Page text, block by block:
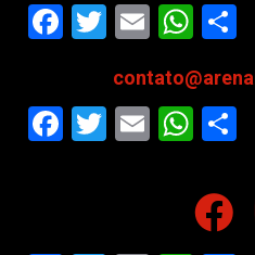
Facebook
Twitter
Email
Facebook
Twitter
Email